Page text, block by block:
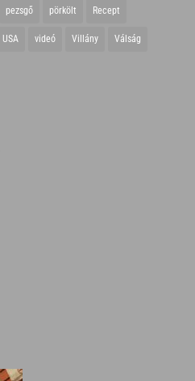
pezsgő pörkölt Recept
USA videó Villány Válság